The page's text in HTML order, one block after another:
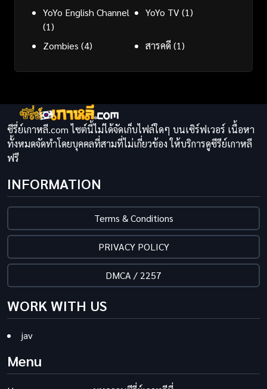
YoYo English Channel
(1)
YoYo TV(1)
Zombies (4) สารคดี(1)
ซีรี่ย์เกาหลี.com ไซต์นี้ไม่ได้จัดเก็บไฟล์ใดๆ บนเซิร์ฟเวอร์ เนื้อหา
ทั้งหมดจัดทำโดยบุคคลที่สามที่ไม่เกี่ยวข้อง ให้บริการดูซีรีย์เกาหลี
ฟรี
INFORMATION
Terms & Conditions
PRIVACY POLICY
DMCA / 2257
WORK WITH US
jav
Menu